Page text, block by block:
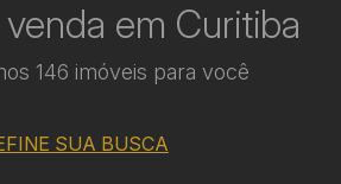
venda em Curitiba
146 imóveis para você
SUA BUSCA